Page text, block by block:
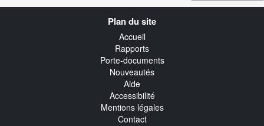
Plan du site
Accueil
Rapports
Porte-documents
Nouveautés
Aide
Accessibilité
Mentions légales
Contact